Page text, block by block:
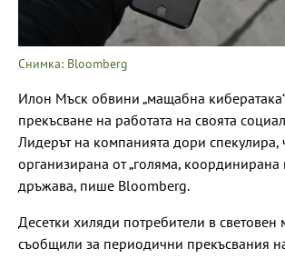
Снимка: Bloomberg
Илон Мъск обвини „мащабна
прекъсване на работата на своята
Лидерът на компанията дори спекулира,
организирана от „голяма, координирана
дръжава, пише Bloomberg.
Десетки хиляди потребители в световен
съобщили за периодични прекъсвания